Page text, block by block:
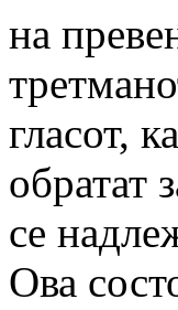
на
гласот,
обратат
се
Ова